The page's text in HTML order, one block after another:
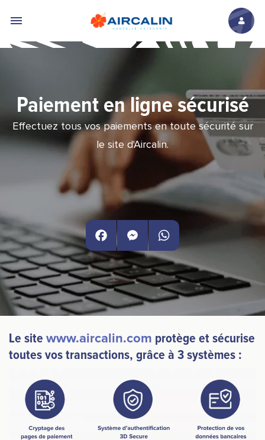
Aller au contenu principal
Paiement en ligne sécurisé
Effectuez tous vos paiements en toute sécurité sur
le site d'Aircalin.
FacebookMessengerWhatsApp
Le site www.aircalin.com protège et sécurise
toutes vos transactions, grâce à 3 systèmes :